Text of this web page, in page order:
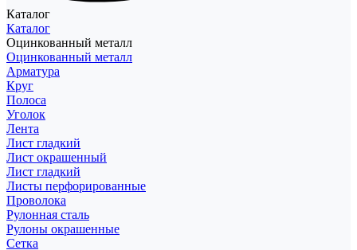
Каталог
Каталог
Оцинкованный металл
Оцинкованный металл
Арматура
Круг
Полоса
Уголок
Лента
Лист гладкий
Лист окрашенный
Лист гладкий
Листы перфорированные
Проволока
Рулонная сталь
Рулоны окрашенные
Сетка